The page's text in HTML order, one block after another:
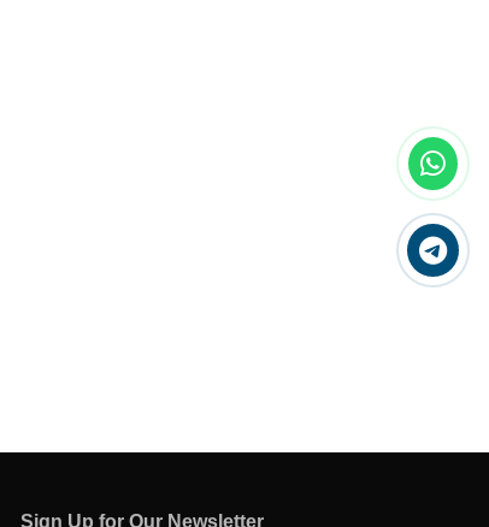
Sign Up for Our Newsletter